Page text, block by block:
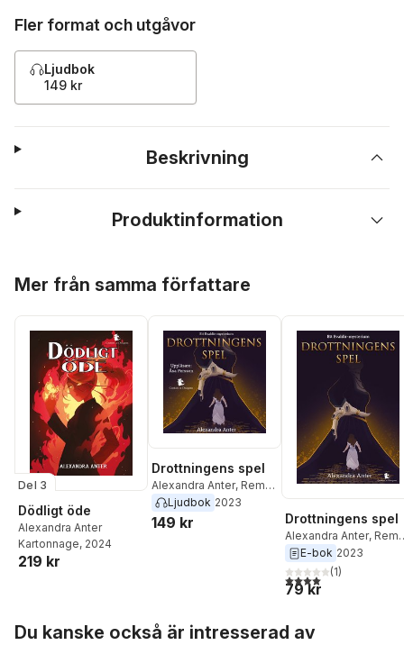
Fler format och utgåvor
Ljudbok
149 kr
Beskrivning
Produktinformation
Mer från samma författare
Del 3
Dödligt öde
Alexandra Anter
Kartonnage, 2024
219 kr
Drottningens spel
Alexandra Anter, Remy
Livang
Ljudbok 2023
149 kr Drottningens spel
Alexandra Anter, Remy
Livang
E-bok 2023
4,0utav 5 stjärnor.
(1)
79 kr
Du kanske också är intresserad av